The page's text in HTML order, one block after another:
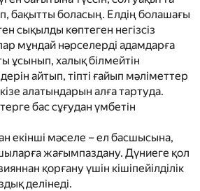
бақытты боласың. Елдің болашағы
сықылды көптеген негізсіз
мұндай нәрселерді адамдарға
ұсынып, халық білмейтін
айтып, тіпті ғайып мәліметтер
алатындарын алға тартуда.
бас сұғудан үмбетін
екінші мәселе – ел басшысына,
жағымпаздану. Дүниеге қол
қорғану үшін кішіпейілділік
делінеді.